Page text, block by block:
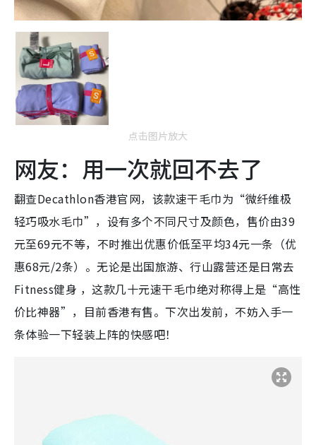
点击图片放大
网友：用一次就回不去了
翻查Decathlon香港官网，该款速干毛巾为“微纤维极
轻巧吸水毛巾”，设有多个不同尺寸及颜色，售价由39
元至69元不等，不时推出优惠价低至平均34元一条（优
惠68元/2条）。无论是出国旅游、行山露营还是日常去
Fitness健身 ，这款几十元速干毛巾绝对称得上是“高性
价比神器”，目前香港有售。下次出发前，不妨入手一
条体验一下轻装上阵的快感吧！